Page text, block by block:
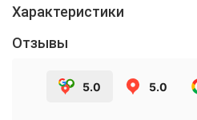
Характеристики
Отзывы
5.0 5.0